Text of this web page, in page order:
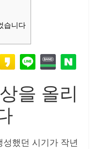
습니다
을 올리
했던 시기가 작년